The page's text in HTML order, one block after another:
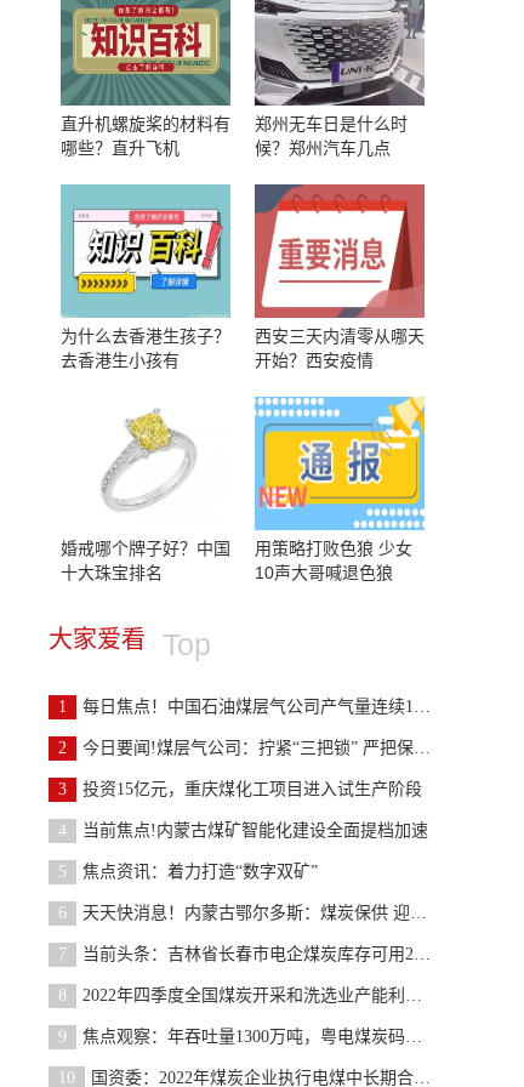
直升机螺旋桨的材料有
哪些？直升飞机
郑州无车日是什么时
候？郑州汽车几点
为什么去香港生孩子？
去香港生小孩有
西安三天内清零从哪天
开始？西安疫情
婚戒哪个牌子好？中国
十大珠宝排名
用策略打败色狼 少女
10声大哥喊退色狼
大家爱看 Top
1 每日焦点！中国石油煤层气公司产气量连续14年增长
2 今日要闻!煤层气公司：拧紧“三把锁” 严把保供关
3 投资15亿元，重庆煤化工项目进入试生产阶段
4 当前焦点!内蒙古煤矿智能化建设全面提档加速
5 焦点资讯：着力打造“数字双矿”
6 天天快消息！内蒙古鄂尔多斯：煤炭保供 迎峰度冬
7 当前头条：吉林省长春市电企煤炭库存可用20天
8 2022年四季度全国煤炭开采和洗选业产能利用率为75.4%
9 焦点观察：年吞吐量1300万吨，粤电煤炭码头干煤棚工
10 国资委：2022年煤炭企业执行电煤中长期合同让利超过